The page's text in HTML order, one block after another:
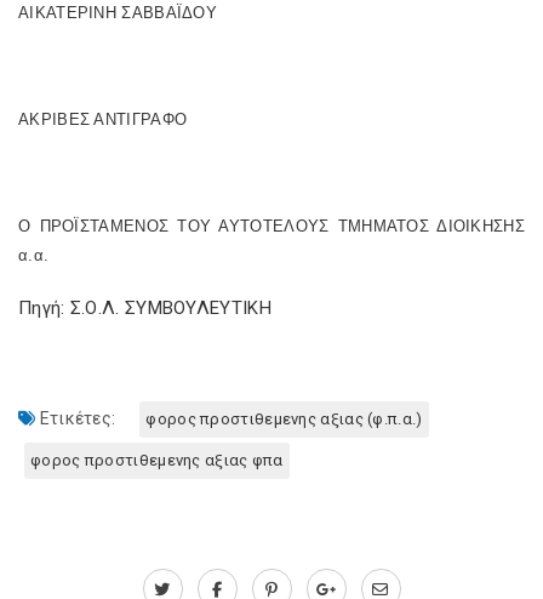
ΑΙΚΑΤΕΡΙΝΗ ΣΑΒΒΑΪΔΟΥ
ΑΚΡΙΒΕΣ ΑΝΤΙΓΡΑΦΟ
Ο ΠΡΟΪΣΤΑΜΕΝΟΣ ΤΟΥ ΑΥΤΟΤΕΛΟΥΣ ΤΜΗΜΑΤΟΣ ΔΙΟΙΚΗΣΗΣ
α.α.
Πηγή: Σ.Ο.Λ. ΣΥΜΒΟΥΛΕΥΤΙΚΗ
Ετικέτες: φορος προστιθεμενης αξιας (φ.π.α.)
φορος προστιθεμενης αξιας φπα